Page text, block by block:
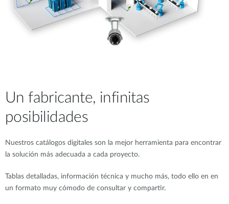
Un fabricante, infinitas
posibilidades
Nuestros catálogos digitales son la mejor herramienta para encontrar
la solución más adecuada a cada proyecto.
Tablas detalladas, información técnica y mucho más, todo ello en en
un formato muy cómodo de consultar y compartir.